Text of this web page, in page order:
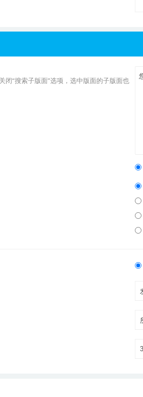
闭“搜索子版面”选项，选中版面的子版面也